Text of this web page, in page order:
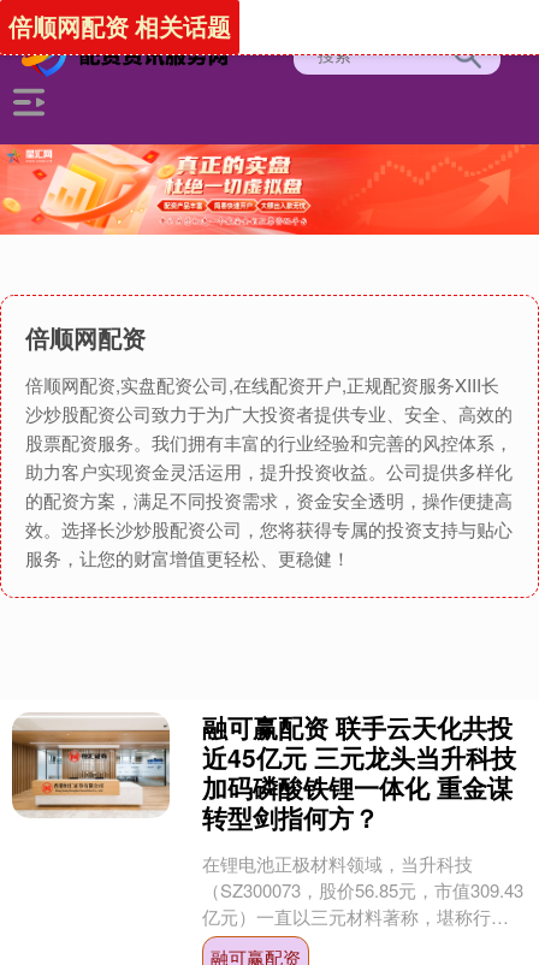
倍顺网配资
倍顺网配资,实盘配资公司,在线配资开户,正规配资服务XIII‌长
沙炒股配资公司致力于为广大投资者提供专业、安全、高效的
股票配资服务。我们拥有丰富的行业经验和完善的风控体系，
助力客户实现资金灵活运用，提升投资收益。公司提供多样化
的配资方案，满足不同投资需求，资金安全透明，操作便捷高
效。选择长沙炒股配资公司，您将获得专属的投资支持与贴心
服务，让您的财富增值更轻松、更稳健！
倍顺网配资 相关话题
融可赢配资 联手云天化共投
近45亿元 三元龙头当升科技
加码磷酸铁锂一体化 重金谋
转型剑指何方？
在锂电池正极材料领域，当升科技
（SZ300073，股价56.85元，市值309.43
亿元）一直以三元材料著称，堪称行业
元老。而如今，在储能领域由磷酸铁锂
融可赢配资